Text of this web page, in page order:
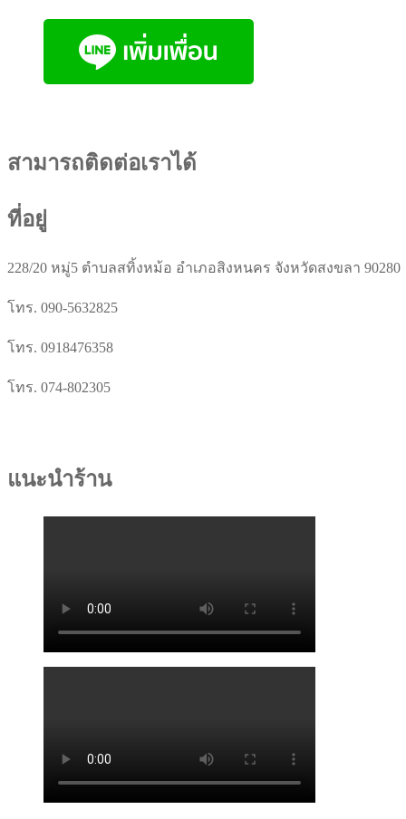
สามารถติดต่อเราได้
ที่อยู่
228/20 หมู่5 ตำบลสทิ้งหม้อ อำเภอสิงหนคร จังหวัดสงขลา 90280
โทร. 090-5632825
โทร. 0918476358
โทร. 074-802305
แนะนำร้าน